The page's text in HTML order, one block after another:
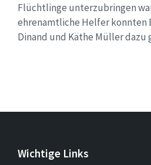
Flüchtlinge unterzubringen
ehrenamtliche Helfer konnten
Dinand und Käthe Müller dazu
Wichtige Links